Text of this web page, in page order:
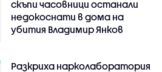
скъпи часовници останали
недокоснати в дома на
убития Владимир Янков
Разкриха нарколаборатория